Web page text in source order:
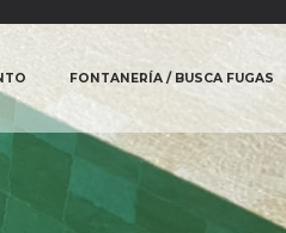
FONTANERÍA / BUSCA FUGAS